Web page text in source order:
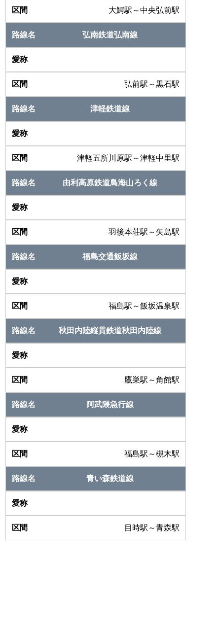
大鰐駅～中央弘前駅
弘南鉄道弘南線
弘前駅～黒石駅
津軽鉄道線
津軽五所川原駅～津軽中里駅
由利高原鉄道鳥海山ろく線
羽後本荘駅～矢島駅
福島交通飯坂線
福島駅～飯坂温泉駅
秋田内陸縦貫鉄道秋田内陸線
鷹巣駅～角館駅
阿武隈急行線
福島駅～槻木駅
青い森鉄道線
目時駅～青森駅